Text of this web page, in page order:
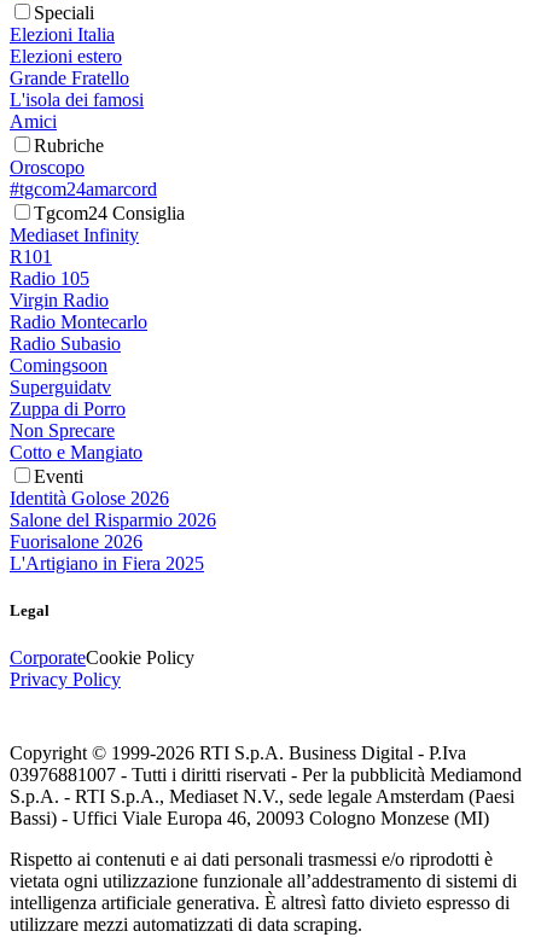
Speciali
Elezioni Italia
Elezioni estero
Grande Fratello
L'isola dei famosi
Amici
Rubriche
Oroscopo
#tgcom24amarcord
Tgcom24 Consiglia
Mediaset Infinity
R101
Radio 105
Virgin Radio
Radio Montecarlo
Radio Subasio
Comingsoon
Superguidatv
Zuppa di Porro
Non Sprecare
Cotto e Mangiato
Eventi
Identità Golose 2026
Salone del Risparmio 2026
Fuorisalone 2026
L'Artigiano in Fiera 2025
Legal
CorporateCookie Policy
Privacy Policy
Copyright © 1999-2026 RTI S.p.A. Business Digital - P.Iva
03976881007 - Tutti i diritti riservati - Per la pubblicità Mediamond
S.p.A. - RTI S.p.A., Mediaset N.V., sede legale Amsterdam (Paesi
Bassi) - Uffici Viale Europa 46, 20093 Cologno Monzese (MI)
Rispetto ai contenuti e ai dati personali trasmessi e/o riprodotti è
vietata ogni utilizzazione funzionale all’addestramento di sistemi di
intelligenza artificiale generativa. È altresì fatto divieto espresso di
utilizzare mezzi automatizzati di data scraping.